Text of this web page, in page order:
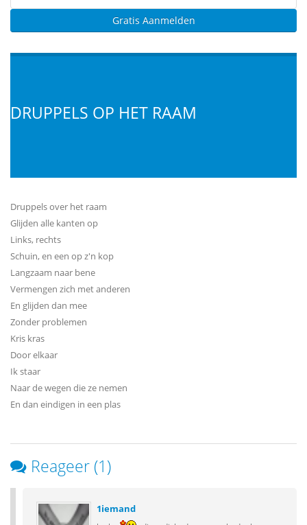
Gratis Aanmelden
DRUPPELS OP HET RAAM
Druppels over het raam
Glijden alle kanten op
Links, rechts
Schuin, en een op z'n kop
Langzaam naar bene
Vermengen zich met anderen
En glijden dan mee
Zonder problemen
Kris kras
Door elkaar
Ik staar
Naar de wegen die ze nemen
En dan eindigen in een plas
Reageer (1)
1iemand